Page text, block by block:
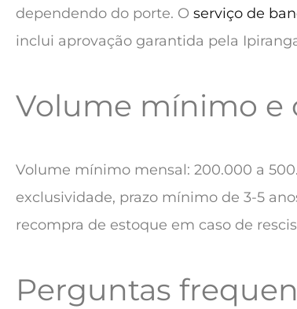
dependendo do porte. O serviço de
inclui aprovação garantida pela
Volume mínimo e
Volume mínimo mensal: 200.000 a
exclusividade, prazo mínimo de 3-5
recompra de estoque em caso de
Perguntas